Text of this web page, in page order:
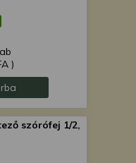
)
szórófej 1/2,